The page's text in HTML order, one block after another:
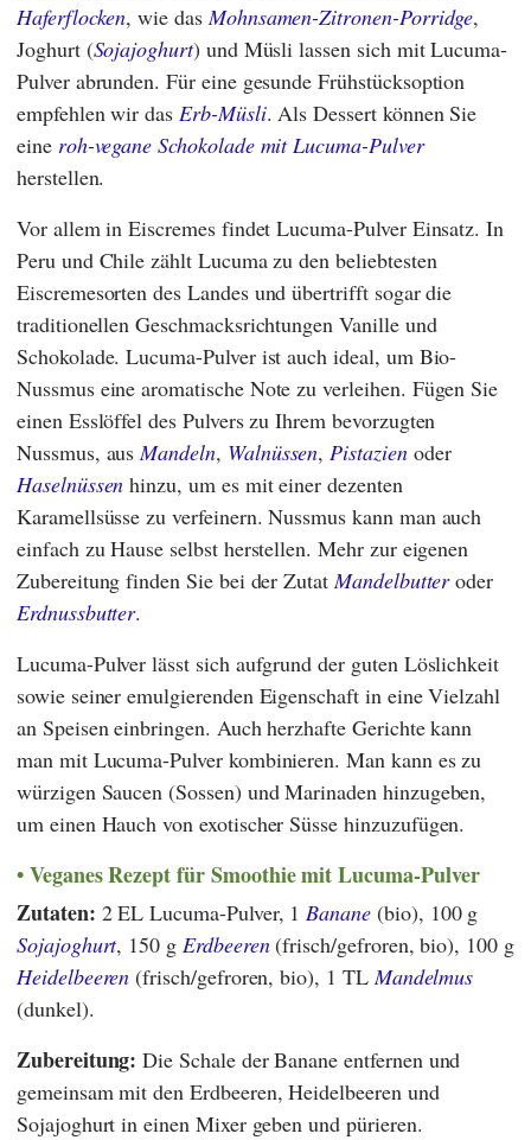
Haferflocken, wie dasMohnsamen-Zitronen-Porridge,
Joghurt (Sojajoghurt) und Müsli lassen sich mit Lucuma-
Pulver abrunden. Für eine gesunde Frühstücksoption
empfehlen wir dasErb-Müsli. Als Dessert können Sie
eine roh-vegane Schokolade mit Lucuma-Pulver
herstellen.
Vor allem in Eiscremes findet Lucuma-Pulver Einsatz. In
Peru und Chile zählt Lucuma zu den beliebtesten
Eiscremesorten des Landes und übertrifft sogar die
traditionellen Geschmacksrichtungen Vanille und
Schokolade. Lucuma-Pulver ist auch ideal, um Bio-
Nussmus eine aromatische Note zu verleihen. Fügen Sie
einen Esslöffel des Pulvers zu Ihrem bevorzugten
Nussmus, ausMandeln, Walnüssen,Pistazienoder
Haselnüssen hinzu, um es mit einer dezenten
Karamellsüsse zu verfeinern. Nussmus kann man auch
einfach zu Hause selbst herstellen. Mehr zur eigenen
Zubereitung finden Sie bei der ZutatMandelbutteroder
Erdnussbutter.
Lucuma-Pulver lässt sich aufgrund der guten Löslichkeit
sowie seiner emulgierenden Eigenschaft in eine Vielzahl
an Speisen einbringen. Auch herzhafte Gerichte kann
man mit Lucuma-Pulver kombinieren. Man kann es zu
würzigen Saucen (Sossen) und Marinaden hinzugeben,
um einen Hauch von exotischer Süsse hinzuzufügen.
Veganes Rezept für Smoothie mit Lucuma-Pulver
Zutaten: 2 EL Lucuma-Pulver, 1Banane (bio), 100 g
Sojajoghurt, 150 g Erdbeeren(frisch/gefroren, bio), 100 g
Heidelbeeren (frisch/gefroren, bio), 1 TLMandelmus
(dunkel).
Zubereitung: Die Schale der Banane entfernen und
gemeinsam mit den Erdbeeren, Heidelbeeren und
Sojajoghurt in einen Mixer geben und pürieren.